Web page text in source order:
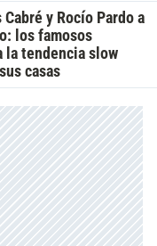
y Rocío Pardo a
los famosos
la tendencia slow
casas